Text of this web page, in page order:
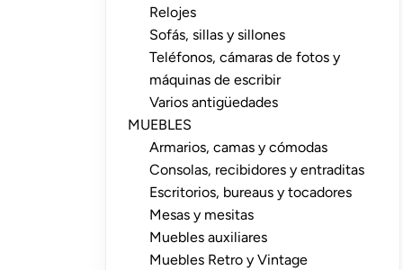
Relojes
Sofás, sillas y sillones
Teléfonos, cámaras de fotos y
máquinas de escribir
Varios antigüedades
MUEBLES
Armarios, camas y cómodas
Consolas, recibidores y entraditas
Escritorios, bureaus y tocadores
Mesas y mesitas
Muebles auxiliares
Muebles Retro y Vintage